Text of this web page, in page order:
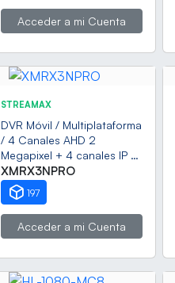
mm / 40 mts IR / 3 Carriles
de Detección / Hasta 320
Km/h
Acceder a mi Cuenta
STREAMAX
DVR Móvil / Multiplataforma
/ 4 Canales AHD 2
Megapixel + 4 canales IP /
Almacenamiento en HDD /
H.265 / Soporta 4G / WiFi
/ GPS
XMRX3NPRO
197
Acceder a mi Cuenta